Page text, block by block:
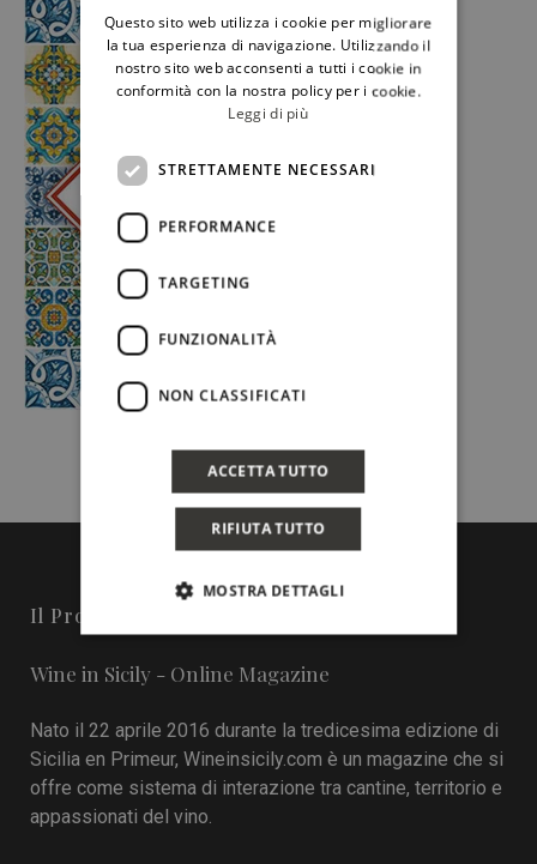
Il Progetto
Wine in Sicily - Online Magazine
Nato il 22 aprile 2016 durante la tredicesima edizione di
Sicilia en Primeur, Wineinsicily.com è un magazine che si
offre come sistema di interazione tra cantine, territorio e
appassionati del vino.
ENGLISH
Questo sito web utilizza i cookie per migliorare
la tua esperienza di navigazione. Utilizzando il
nostro sito web acconsenti a tutti i cookie in
conformità con la nostra policy per i cookie.
Leggi di più
STRETTAMENTE NECESSARI
PERFORMANCE
TARGETING
FUNZIONALITÀ
NON CLASSIFICATI
ACCETTA TUTTO
RIFIUTA TUTTO
MOSTRA DETTAGLI